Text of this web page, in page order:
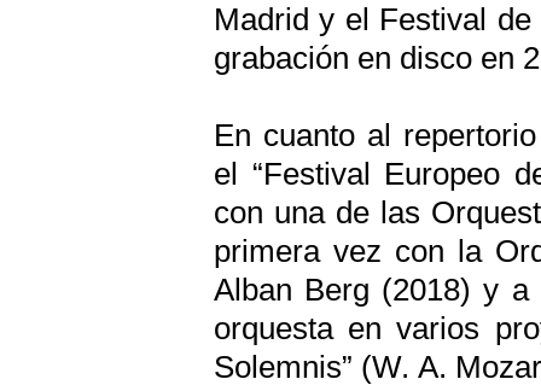
Madrid y el Festival
grabación en disco en
En cuanto al
el “Festival Europeo
con una de las
primera vez con la
Alban Berg (2018) y
orquesta en varios
Solemnis” (W. A.